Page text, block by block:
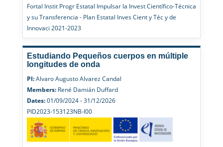
Fortal Instit Progr Estatal Impulsar la Invest Científico-Técnica
y su Transferencia - Plan Estatal Inves Cient y Téc y de
Innovaci 2021-2023
Estudiando Pequeños cuerpos en múltiple
longitudes de onda
PI:Alvaro Augusto Alvarez Candal
Members:René Damián Duffard
Dates:01/09/2024 - 31/12/2026
PID2023-153123NB-I00